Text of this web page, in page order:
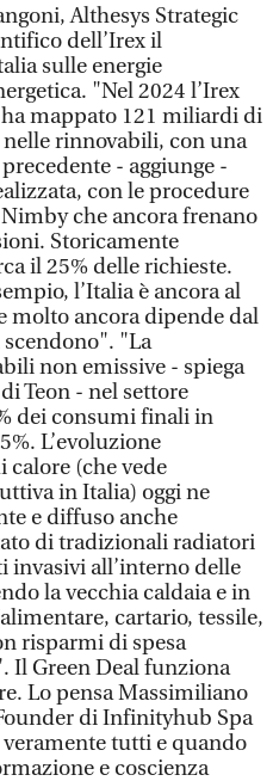
Althesys Strategic
dell’Irex il
sulle energie
"Nel 2024 l’Irex
mappato 121 miliardi di
rinnovabili, con una
- aggiunge -
con le procedure
che ancora frenano
Storicamente
il 25% delle richieste.
l’Italia è ancora al
molto ancora dipende dal
scendono". "La
non emissive - spiega
Teon - nel settore
dei consumi finali in
L’evoluzione
calore (che vede
in Italia) oggi ne
e diffuso anche
di tradizionali radiatori
invasivi all’interno delle
la vecchia caldaia e in
cartario, tessile,
risparmi di spesa
Il Green Deal funziona
Lo pensa Massimiliano
di Infinityhub Spa
tutti e quando
e coscienza